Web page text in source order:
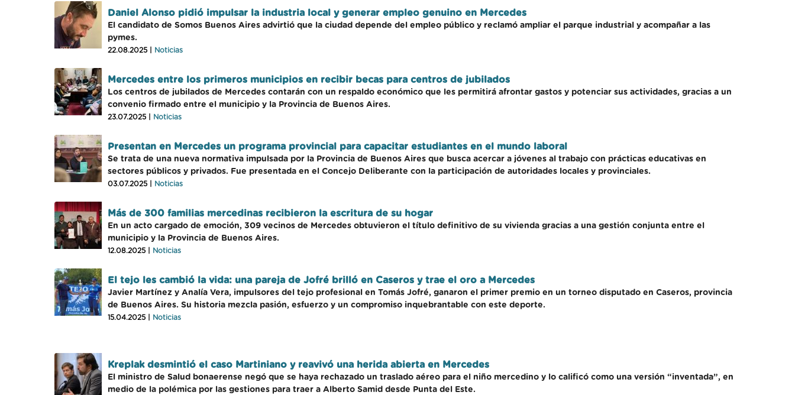
Daniel Alonso pidió impulsar la industria local y generar empleo genuino en Mercedes
El candidato de Somos Buenos Aires advirtió que la ciudad depende del empleo público y reclamó ampliar el parque industrial y acompañar a las
pymes.
22.08.2025 | Noticias
Mercedes entre los primeros municipios en recibir becas para centros de jubilados
Los centros de jubilados de Mercedes contarán con un respaldo económico que les permitirá afrontar gastos y potenciar sus actividades, gracias a un
convenio firmado entre el municipio y la Provincia de Buenos Aires.
23.07.2025 | Noticias
Presentan en Mercedes un programa provincial para capacitar estudiantes en el mundo laboral
Se trata de una nueva normativa impulsada por la Provincia de Buenos Aires que busca acercar a jóvenes al trabajo con prácticas educativas en
sectores públicos y privados. Fue presentada en el Concejo Deliberante con la participación de autoridades locales y provinciales.
03.07.2025 | Noticias
Más de 300 familias mercedinas recibieron la escritura de su hogar
En un acto cargado de emoción, 309 vecinos de Mercedes obtuvieron el título definitivo de su vivienda gracias a una gestión conjunta entre el
municipio y la Provincia de Buenos Aires.
12.08.2025 | Noticias
El tejo les cambió la vida: una pareja de Jofré brilló en Caseros y trae el oro a Mercedes
Javier Martínez y Analía Vera, impulsores del tejo profesional en Tomás Jofré, ganaron el primer premio en un torneo disputado en Caseros, provincia
de Buenos Aires. Su historia mezcla pasión, esfuerzo y un compromiso inquebrantable con este deporte.
15.04.2025 | Noticias
Kreplak desmintió el caso Martiniano y reavivó una herida abierta en Mercedes
El ministro de Salud bonaerense negó que se haya rechazado un traslado aéreo para el niño mercedino y lo calificó como una versión “inventada”, en
medio de la polémica por las gestiones para traer a Alberto Samid desde Punta del Este.